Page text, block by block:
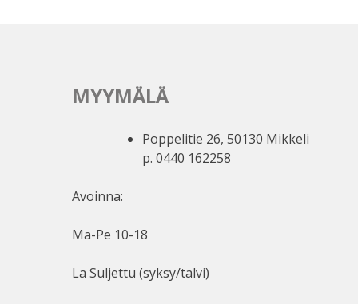
MYYMÄLÄ
Poppelitie 26, 50130 Mikkeli
p. 0440 162258
Avoinna:
Ma-Pe 10-18
La Suljettu (syksy/talvi)